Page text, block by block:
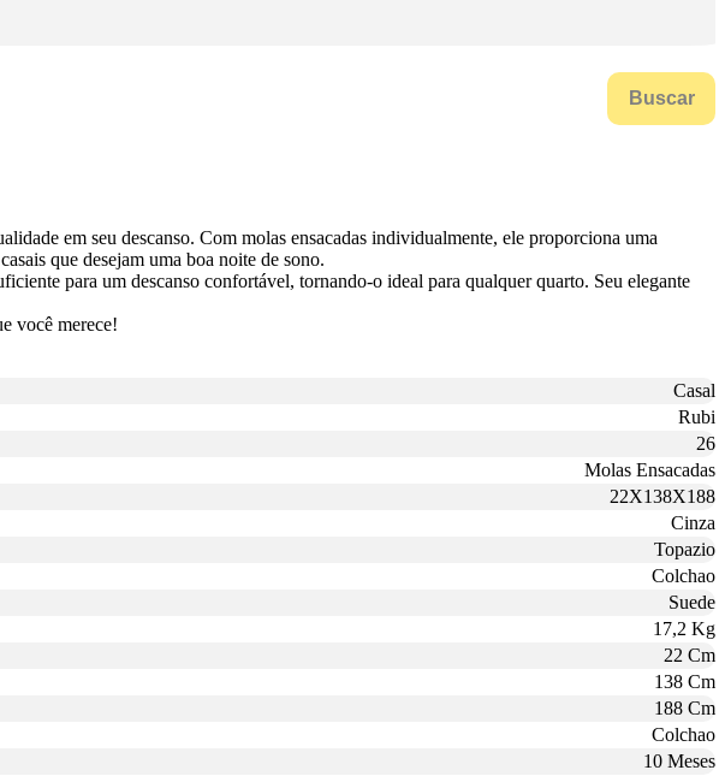
Buscar
em seu descanso. Com molas ensacadas individualmente, ele proporciona uma
que desejam uma boa noite de sono.
para um descanso confortável, tornando-o ideal para qualquer quarto. Seu elegante
você merece!
Casal
Rubi
26
Molas Ensacadas
22X138X188
Cinza
Topazio
Colchao
Suede
17,2 Kg
22 Cm
138 Cm
188 Cm
Colchao
10 Meses